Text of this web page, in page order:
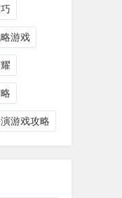
游戏
游戏攻略